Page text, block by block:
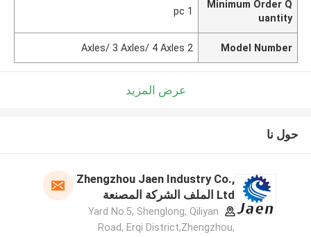
Minimum Order Q
uantity
1 pc
Model Number
2 Axles/ 3 Axles/ 4 Axles
عرض المزيد
حول نا
Zhengzhou Jaen Industry Co.,
Ltd الملف الشركة المصنعة
Yard No.5, Shenglong, Qiliyan
Road, Erqi District,Zhengzhou,